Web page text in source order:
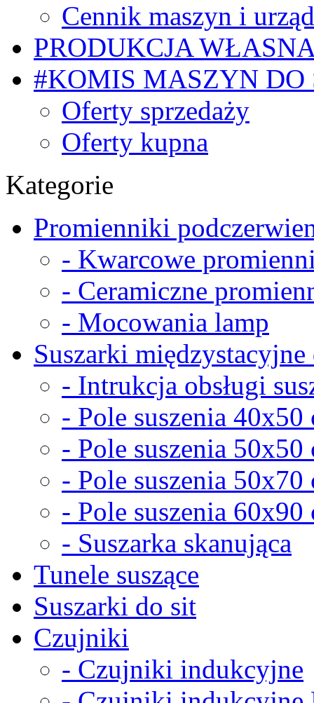
Cennik maszyn i
PRODUKCJA
#KOMIS MASZYN DO
Oferty sprzedaży
Oferty kupna
Kategorie
Promienniki
- Kwarcowe
- Ceramiczne
- Mocowania lamp
Suszarki
- Intrukcja obsługi
- Pole suszenia 40x50
- Pole suszenia 50x50
- Pole suszenia 50x70
- Pole suszenia 60x90
- Suszarka skanująca
Tunele suszące
Suszarki do sit
Czujniki
- Czujniki indukcyjne